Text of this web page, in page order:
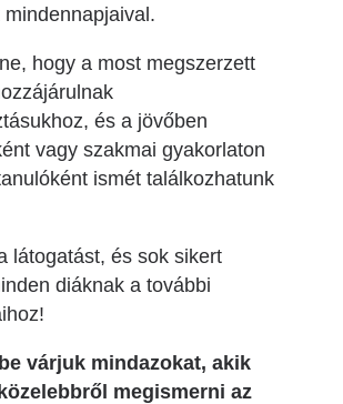
hogy a most megszerzett
és a jövőben
vagy szakmai gyakorlaton
ismét találkozhatunk
látogatást, és sok sikert
diáknak a további
várjuk mindazokat, akik
megismerni az